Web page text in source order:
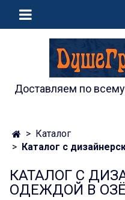
Доставляем по
Каталог
Каталог с
КАТАЛОГ С
ОДЕЖДОЙ В